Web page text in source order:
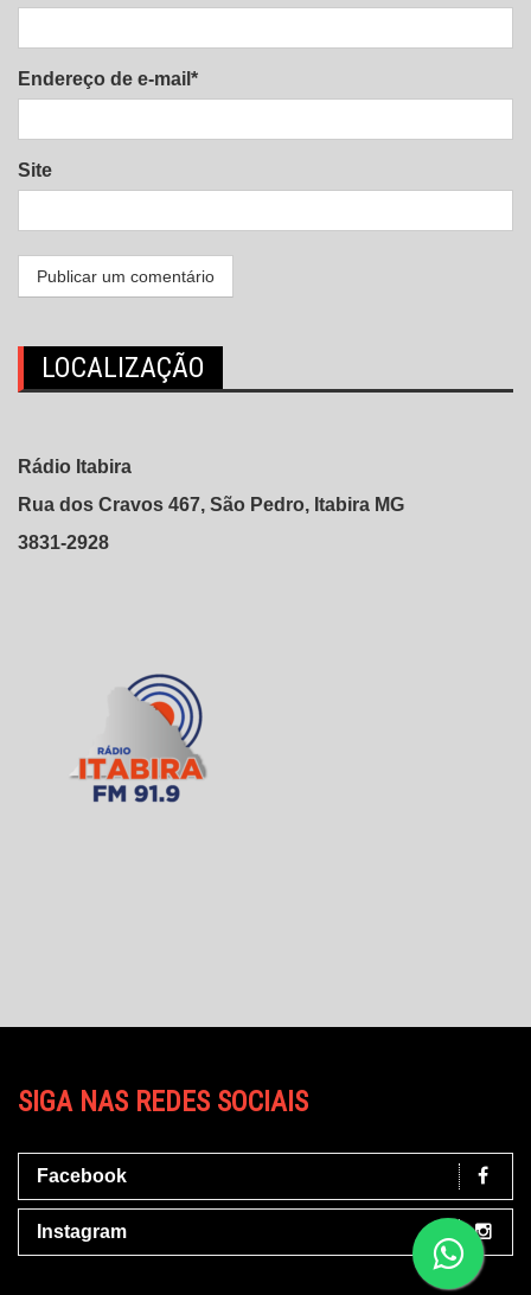
Endereço de e-mail*
Site
LOCALIZAÇÃO
Rádio Itabira
Rua dos Cravos 467, São Pedro, Itabira MG
3831-2928
SIGA NAS REDES SOCIAIS
Facebook
Instagram